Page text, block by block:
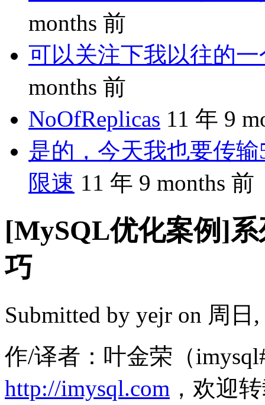
months 前
可以关注下我以往的
months 前
NoOfReplicas 11 年 9
是的，今天我也要传
限速 11 年 9 months 前
[MySQL优化案例]
巧
Submitted by yejr on 周日,
作/译者：叶金荣（
http://imysql.com ，欢迎